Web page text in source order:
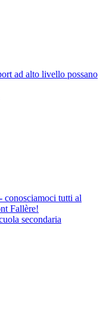
ad alto livello possano
tutti al
Fallère!
secondaria